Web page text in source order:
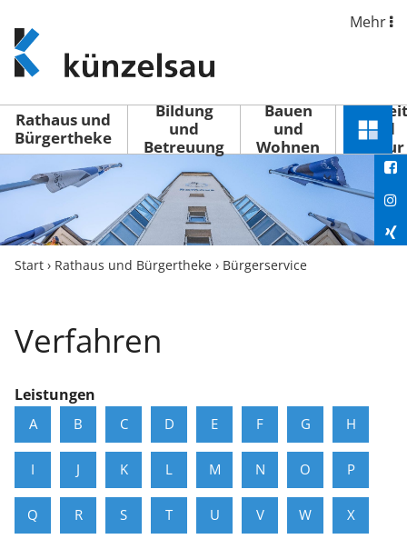
www.kuenzelsau.de
(zur
Startseite)
Mehr
Rathaus und
Bürgertheke
Bildung
und
Betreuung
Bauen
und
Wohnen
Freizeit
und
Kultur
Menü
Start › Rathaus und Bürgertheke › Bürgerservice
Verfahren
Leistungen
A B C D E F G H
I J K L M N O P
Q R S T U V W X